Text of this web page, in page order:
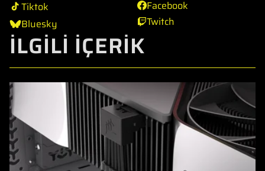
Tiktok
Bluesky
Facebook
Twitch
İLGİLİ İÇERİK